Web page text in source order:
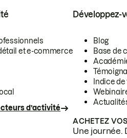
et e-commerce
d’activité
Développez-
Blog
Base de
Indice
ACHETEZ
Une journée.